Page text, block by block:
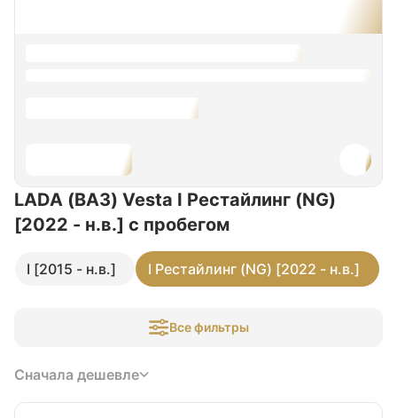
LADA (ВАЗ) Vesta I Рестайлинг (NG)
[2022 - н.в.] с пробегом
I [2015 - н.в.] I Рестайлинг (NG) [2022 - н.в.]
Все фильтры
Сначала дешевле